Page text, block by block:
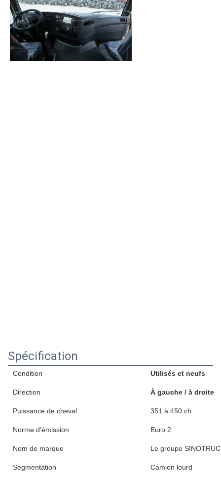
Spécification
Condition Utilisés et neufs
Direction À gauche / à droite
Puissance de cheval 351 à 450 ch
Norme d'émission Euro 2
Nom de marque Le groupe
Segmentation Camion lourd